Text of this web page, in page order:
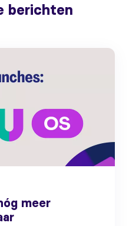
berichten
meer